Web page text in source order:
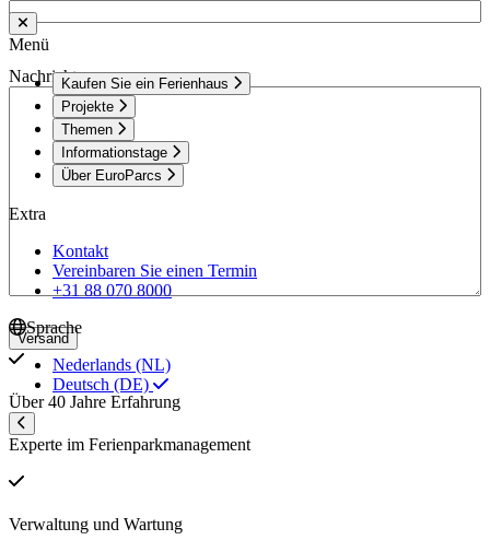
Menü
Kaufen Sie ein Ferienhaus
Projekte
Themen
Informationstage
Über EuroParcs
Extra
Kontakt
Vereinbaren Sie einen Termin
+31 88 070 8000
Sprache
Nederlands (NL)
Deutsch (DE)
Nachricht
Versand
Über 40 Jahre Erfahrung
Experte im Ferienparkmanagement
Verwaltung und Wartung